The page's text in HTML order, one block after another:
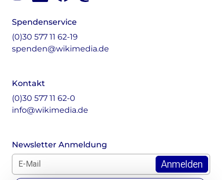
Spendenservice
(0)30 577 11 62-19
spenden@wikimedia.de
Kontakt
(0)30 577 11 62-0
info@wikimedia.de
Newsletter Anmeldung
E-Mail für Newsletter *